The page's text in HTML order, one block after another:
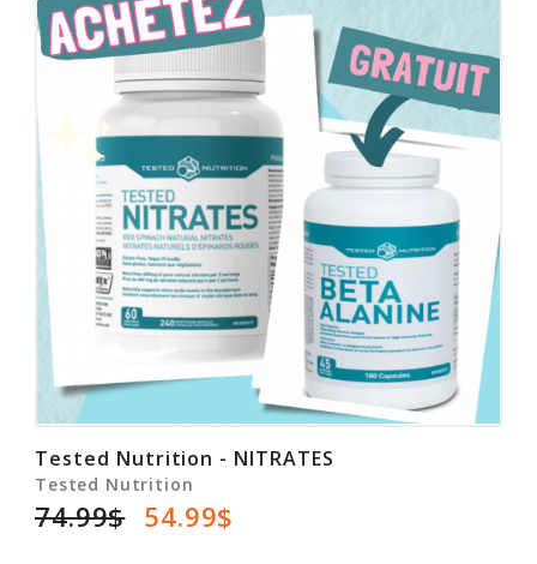
Tested Nutrition - NITRATES
Tested Nutrition
74.99$ 54.99$